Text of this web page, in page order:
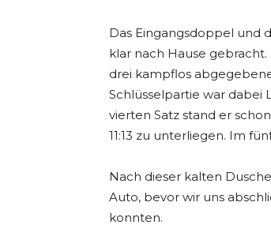
Das Eingangsdoppel und
klar nach Hause
drei kampflos
Schlüsselpartie war dabei
vierten Satz stand er
11:13 zu unterliegen. Im
Nach dieser kalten
Auto, bevor wir uns
konnten.